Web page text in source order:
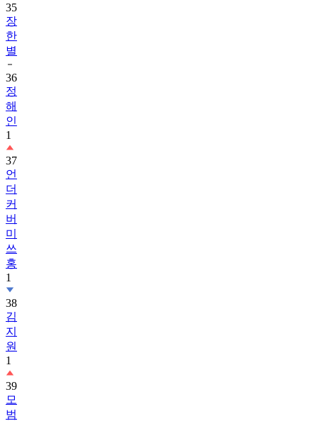
35
장
한
별
36
정
해
인
1
37
언
더
커
버
미
쓰
홍
1
38
김
지
원
1
39
모
범